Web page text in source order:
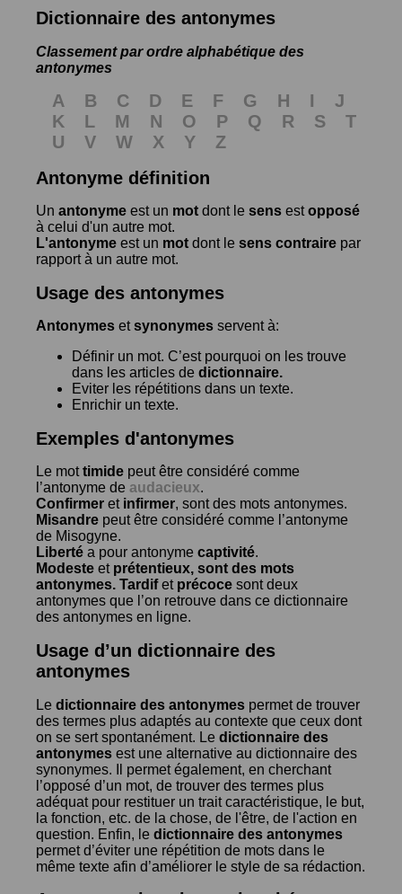
Dictionnaire des antonymes
Classement par ordre alphabétique des
antonymes
A B C D E F G H I
J
K
L M N O P Q R S
T
U
V W X Y
Z
Antonyme définition
Un antonyme est un mot dont le sens estopposé
à celui d'un autre mot.
L'antonyme est un mot dont le sens contraire par
rapport à un autre mot.
Usage des antonymes
Antonymes etsynonymes servent à:
Définir un mot. C’est pourquoi on les trouve
dans les articles de dictionnaire.
Eviter les répétitions dans un texte.
Enrichir un texte.
Exemples d'antonymes
Le mottimide peut être considéré comme
l’antonyme de audacieux.
Confirmer et infirmer, sont des mots antonymes.
Misandre peut être considéré comme l’antonyme
de Misogyne.
Liberté a pour antonyme captivité.
Modeste et prétentieux, sont des mots
antonymes. Tardifet précoce sont deux
antonymes que l’on retrouve dans ce dictionnaire
des antonymes en ligne.
Usage d’un dictionnaire des
antonymes
Le dictionnaire des antonymes permet de trouver
des termes plus adaptés au contexte que ceux dont
on se sert spontanément. Le dictionnaire des
antonymes est une alternative au dictionnaire des
synonymes. Il permet également, en cherchant
l’opposé d’un mot, de trouver des termes plus
adéquat pour restituer un trait caractéristique, le but,
la fonction, etc. de la chose, de l'être, de l'action en
question. Enfin, le dictionnaire des antonymes
permet d’éviter une répétition de mots dans le
même texte afin d’améliorer le style de sa rédaction.